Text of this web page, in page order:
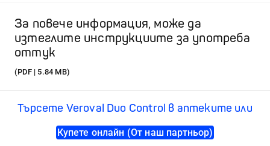
За повече информация, може да
изтеглите инструкциите за употреба
оттук
(PDF | 5.84 MB)
Търсете Veroval Duo Control в аптеките или
Купете онлайн (От наш партньор)